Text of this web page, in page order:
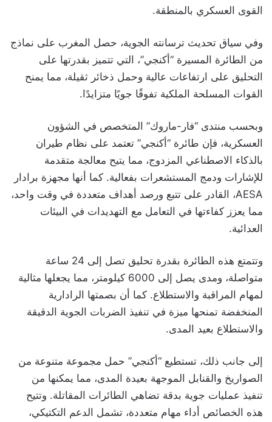
القوى العسكري بالمنطقة.
وفي سياق تحديث ترسانته الجوية، حصل المغرب على نماذج
من الطائرة المسيرة “أكنجي”، التي تتميز بقدرتها على
التحليق على ارتفاعات عالية وحمل ذخائر ثقيلة، مما يمنح
القوات المسلحة الملكية تفوقًا جويًا متزايدًا.
وبحسب منتدى “فار-ماروك” المتخصص في الشؤون
العسكرية، فإن طائرة “أكنجي” تعتمد على نظام طيران
بالذكاء الاصطناعي المزدوج، مما يتيح معالجة متقدمة
للإشارات ودمج المستشعرات بفعالية. كما أنها مجهزة برادار
AESA، القادر على تتبع ورصد أهداف متعددة في وقت واحد،
مما يعزز كفاءتها في التعامل مع التهديدات في البيئات
العدائية.
وتتمتع هذه الطائرة بقدرة تحليق تصل إلى 24 ساعة
متواصلة، ومدى يصل إلى 6000 كيلومتر، مما يجعلها مثالية
لمهام المراقبة والاستطلاع. كما أن بصمتها الرادارية
المنخفضة تمنحها ميزة في تنفيذ الضربات الجوية الدقيقة
والاستطلاع بعيد المدى.
إلى جانب ذلك، تستطيع “أكنجي” حمل مجموعة متنوعة من
الصواريخ والقنابل الموجهة بعيدة المدى، مما يمكنها من
تنفيذ عمليات جوية بدقة تضاهي الطائرات المقاتلة. وتتيح
هذه الخصائص أداء مهام متعددة، تشمل الدعم التكتيكي،